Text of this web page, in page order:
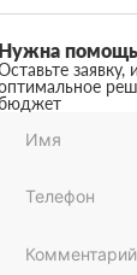
Нужна